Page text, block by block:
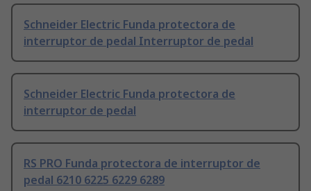
Schneider Electric Funda protectora de
interruptor de pedal Interruptor de pedal
Schneider Electric Funda protectora de
interruptor de pedal
RS PRO Funda protectora de interruptor de
pedal 6210 6225 6229 6289